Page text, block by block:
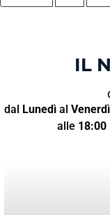
IL
dal Lunedì al Venerdì
alle 18:00